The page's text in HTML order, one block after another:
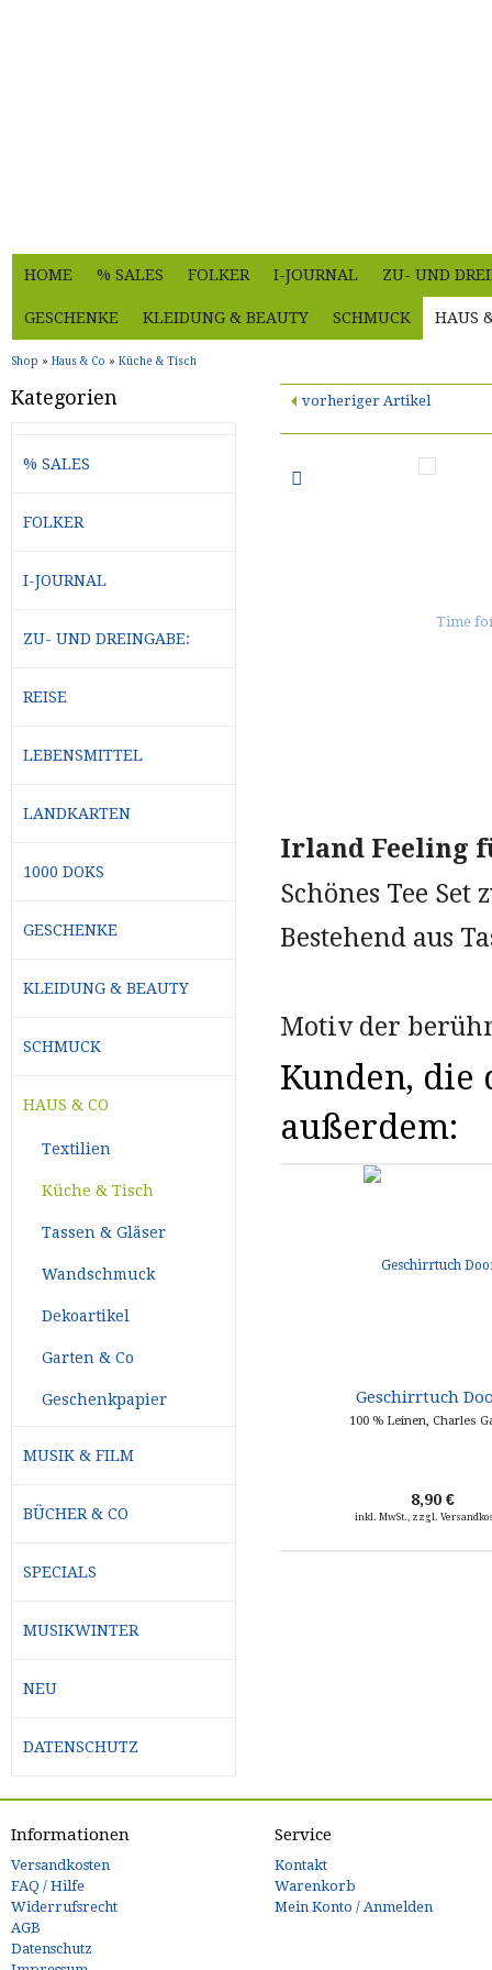
HOME % SALES FOLKER I-JOURNAL ZU- UND
GESCHENKE KLEIDUNG & BEAUTY SCHMUCK HAUS
Shop » Haus & Co » Küche & Tisch
vorheriger Artikel
Irland Feeling
Schönes Tee
Bestehend aus
Motiv der
Kunden, die
außerdem:
Geschirrtuch
100 % Leinen, Charles
8,90 €
inkl. MwSt., zzgl.
Kategorien
% SALES
FOLKER
I-JOURNAL
ZU- UND DREINGABE:
REISE
LEBENSMITTEL
LANDKARTEN
1000 DOKS
GESCHENKE
KLEIDUNG & BEAUTY
SCHMUCK
HAUS & CO
Textilien
Küche & Tisch
Tassen & Gläser
Wandschmuck
Dekoartikel
Garten & Co
Geschenkpapier
MUSIK & FILM
BÜCHER & CO
SPECIALS
MUSIKWINTER
NEU
DATENSCHUTZ
Informationen
Versandkosten
FAQ / Hilfe
Widerrufsrecht
AGB
Datenschutz
Service
Kontakt
Warenkorb
Mein Konto / Anmelden